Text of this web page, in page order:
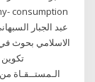
عبد الجبار
الاسلامي بحوث
الـمستــقـاة